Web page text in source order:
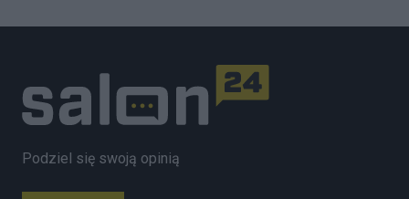
Podziel się swoją opinią